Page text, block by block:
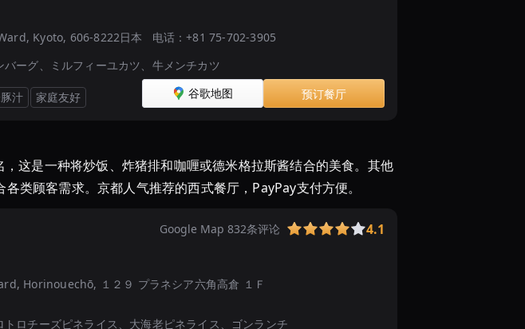
Kyoto, 606-8222日本 电话：+81 75-702-3905
ーグ、ミルフィーユカツ、牛メンチカツ
汁 家庭友好 谷歌地图 预订餐厅
这是一种将炒饭、炸猪排和咖喱或德米格拉斯酱结合的美食。其他
类顾客需求。京都人气推荐的西式餐厅，PayPay支付方便。
Google Map 832条评论 4.1
Horinouechō, １２９ プラネシア六角高倉 １Ｆ
ロチーズピネライス、大海老ピネライス、ゴンランチ